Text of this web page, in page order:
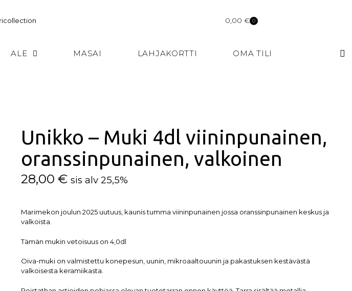
0,00 € 0
ALE MASAI LAHJAKORTTI OMA TILI
Unikko – Muki 4dl viininpunainen,
oranssinpunainen, valkoinen
28,00€ sis alv 25,5%
Marimekon joulun 2025 uutuus, kaunis tumma viininpunainen jossa oranssinpunainen keskus ja
valkoista.
Tämän mukin vetoisuus on 4,0dl
Oiva-muki on valmistettu konepesun, uunin, mikroaaltouunin ja pakastuksen kestävästä
valkoisesta keramiikasta.